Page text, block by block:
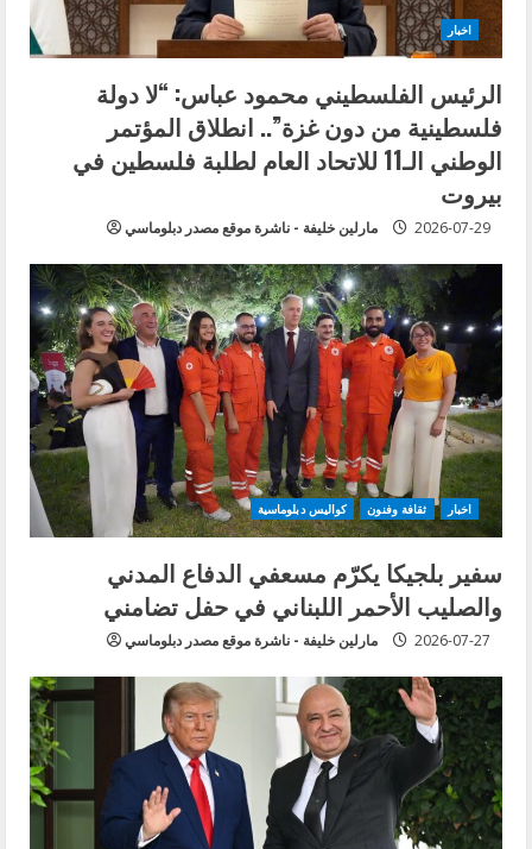
n
g
اخبار
الرئيس الفلسطيني محمود عباس: “لا دولة
فلسطينية من دون غزة”.. انطلاق المؤتمر
الوطني الـ11 للاتحاد العام لطلبة فلسطين في
بيروت
مارلين خليفة - ناشرة موقع مصدر دبلوماسي 2026-07-29
اخبار ثقافة وفنون كواليس دبلوماسية
سفير بلجيكا يكرّم مسعفي الدفاع المدني
والصليب الأحمر اللبناني في حفل تضامني
مارلين خليفة - ناشرة موقع مصدر دبلوماسي 2026-07-27